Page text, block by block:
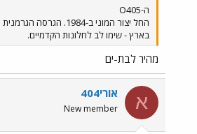
ה-O405
החל יצור המוני ב-1984.
בארץ - שימו לב לחלונות הקדמיים.
מהיר לבת-ים
א אורי404
New member